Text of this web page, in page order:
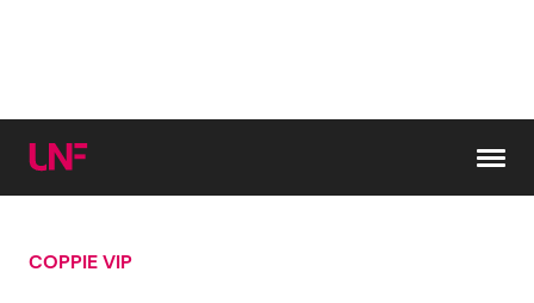
Cerca:
COPPIE VIP